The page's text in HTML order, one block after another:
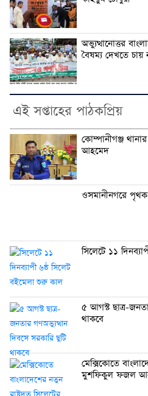
অভ্যুত্থানোত্তর
বৈষম্য দেখতে
এই সপ্তাহের পাঠকপ্রিয়
কোম্পানীগঞ্জ
আহমেদ
ওসমানীনগরে পৃথক
সিলেটে ১১
৫ আগস্ট ছাত্র-
থাকবে
মেক্সিকোতে
মুশফিকুল ফজল